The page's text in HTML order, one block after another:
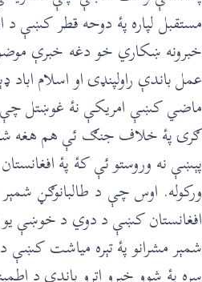
مستقبل لپاره پۀ دوحه قطر کښې د
خبرونه ښکاري خو دغه خبرې
عمل باندې راولپنډۍ او اسلام
ماضي کښې امريکې نۀ غوښتل چې
پېښې نه وروستو ئې کۀ پۀ
ورکوله. اوس چې د طالبانوګڼ
افغانستان کښې د دوي د خوښې يو
شمېر مشرانو پۀ تېره مياشت کښې
سره پۀ شوو خبرو اترو باندې د